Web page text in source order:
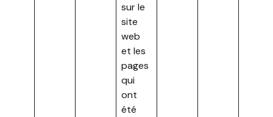
sur le
site
web
et les
pages
qui
ont
été